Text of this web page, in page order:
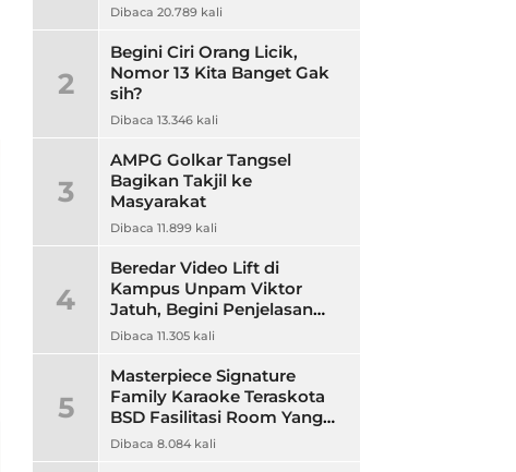
Dibaca 20.789 kali
2
Begini Ciri Orang Licik,
Nomor 13 Kita Banget Gak
sih?
Dibaca 13.346 kali
3
AMPG Golkar Tangsel
Bagikan Takjil ke
Masyarakat
Dibaca 11.899 kali
4
Beredar Video Lift di
Kampus Unpam Viktor
Jatuh, Begini Penjelasan
Rektor Unpam
Dibaca 11.305 kali
5
Masterpiece Signature
Family Karaoke Teraskota
BSD Fasilitasi Room Yang
Nyaman dan Harga
Dibaca 8.084 kali